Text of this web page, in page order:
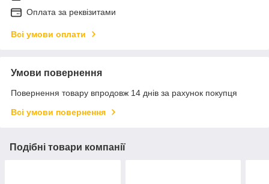
Оплата за реквізитами
Всі умови оплати
Умови повернення
Повернення товару впродовж 14 днів за рахунок покупця
Всі умови повернення
Подібні товари компанії